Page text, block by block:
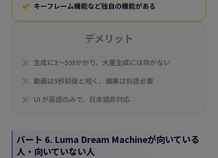
キーフレーム機能など独自の機能がある
デメリット
生成に3〜5分かかり、大量生成には向かない
動画は5秒前後と短く、編集は別途必要
UI が英語のみで、日本語非対応
パート 6. Luma Dream Machineが向いている
人・向いていない人